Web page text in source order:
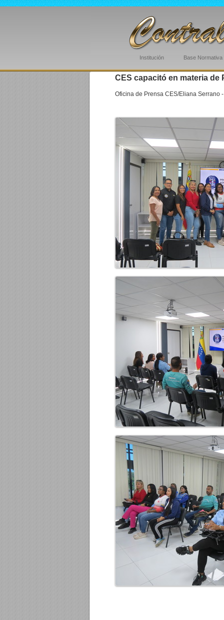
Institución Base Normativa
CES capacitó en materia
Oficina de Prensa CES/Eliana Serrano